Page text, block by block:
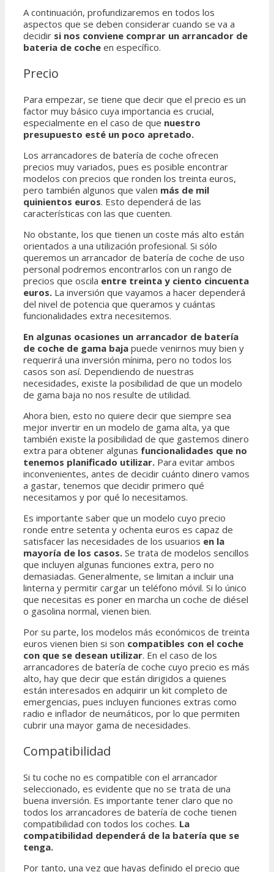
A continuación, profundizaremos en todos los
aspectos que se deben considerar cuando se va a
decidir si nos conviene comprar un arrancador de
bateria de coche en específico.
Precio
Para empezar, se tiene que decir que el precio es un
factor muy básico cuya importancia es crucial,
especialmente en el caso de que nuestro
presupuesto esté un poco apretado.
Los arrancadores de batería de coche ofrecen
precios muy variados, pues es posible encontrar
modelos con precios que ronden los treinta euros,
pero también algunos que valen más de mil
quinientos euros. Esto dependerá de las
características con las que cuenten.
No obstante, los que tienen un coste más alto están
orientados a una utilización profesional. Si sólo
queremos un arrancador de batería de coche de uso
personal podremos encontrarlos con un rango de
precios que oscila entre treinta y ciento cincuenta
euros. La inversión que vayamos a hacer dependerá
del nivel de potencia que queramos y cuántas
funcionalidades extra necesitemos.
En algunas ocasiones un arrancador de batería
de coche de gama baja puede venirnos muy bien y
requerirá una inversión mínima, pero no todos los
casos son así. Dependiendo de nuestras
necesidades, existe la posibilidad de que un modelo
de gama baja no nos resulte de utilidad.
Ahora bien, esto no quiere decir que siempre sea
mejor invertir en un modelo de gama alta, ya que
también existe la posibilidad de que gastemos dinero
extra para obtener algunas funcionalidades que no
tenemos planificado utilizar. Para evitar ambos
inconvenientes, antes de decidir cuánto dinero vamos
a gastar, tenemos que decidir primero qué
necesitamos y por qué lo necesitamos.
Es importante saber que un modelo cuyo precio
ronde entre setenta y ochenta euros es capaz de
satisfacer las necesidades de los usuarios en la
mayoría de los casos. Se trata de modelos sencillos
que incluyen algunas funciones extra, pero no
demasiadas. Generalmente, se limitan a incluir una
linterna y permitir cargar un teléfono móvil. Si lo único
que necesitas es poner en marcha un coche de diésel
o gasolina normal, vienen bien.
Por su parte, los modelos más económicos de treinta
euros vienen bien si son compatibles con el coche
con que se desean utilizar. En el caso de los
arrancadores de batería de coche cuyo precio es más
alto, hay que decir que están dirigidos a quienes
están interesados en adquirir un kit completo de
emergencias, pues incluyen funciones extras como
radio e inflador de neumáticos, por lo que permiten
cubrir una mayor gama de necesidades.
Compatibilidad
Si tu coche no es compatible con el arrancador
seleccionado, es evidente que no se trata de una
buena inversión. Es importante tener claro que no
todos los arrancadores de batería de coche tienen
compatibilidad con todos los coches. La
compatibilidad dependerá de la batería que se
tenga.
Por tanto, una vez que hayas definido el precio que